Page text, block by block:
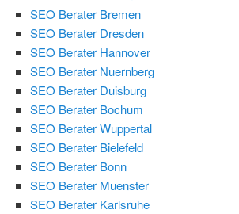
SEO Berater Bremen
SEO Berater Dresden
SEO Berater Hannover
SEO Berater Nuernberg
SEO Berater Duisburg
SEO Berater Bochum
SEO Berater Wuppertal
SEO Berater Bielefeld
SEO Berater Bonn
SEO Berater Muenster
SEO Berater Karlsruhe